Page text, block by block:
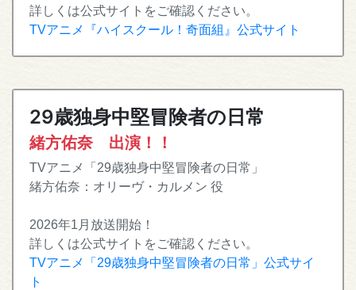
詳しくは公式サイトをご確認ください。
TVアニメ『ハイスクール！奇面組』公式サイト
29歳独身中堅冒険者の日常
緒方佑奈 出演！！
TVアニメ「29歳独身中堅冒険者の日常」
緒方佑奈：オリーヴ・カルメン 役
2026年1月放送開始！
詳しくは公式サイトをご確認ください。
TVアニメ「29歳独身中堅冒険者の日常」公式サイ
ト